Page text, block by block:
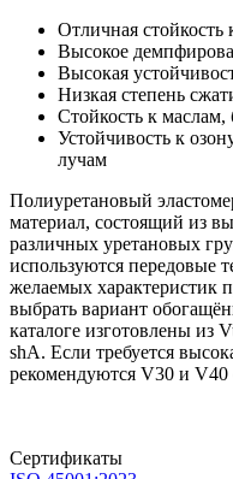
Отличная стойкость
Высокое
Высокая
Низкая степень
Стойкость к
Устойчивость к
лучам
Полиуретановый
материал, состоящий из
различных уретановых
используются передовые
желаемых характеристик
выбрать вариант
каталоге изготовлены из
shA. Если требуется
рекомендуются V30 и V40
Сертификаты